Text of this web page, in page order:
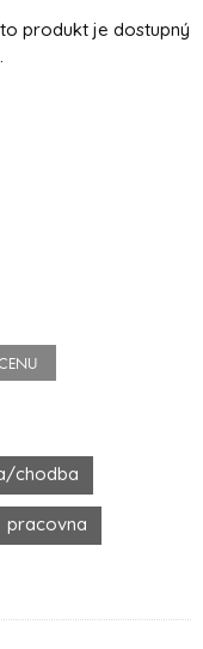
produkt je dostupný
chodba
pracovna